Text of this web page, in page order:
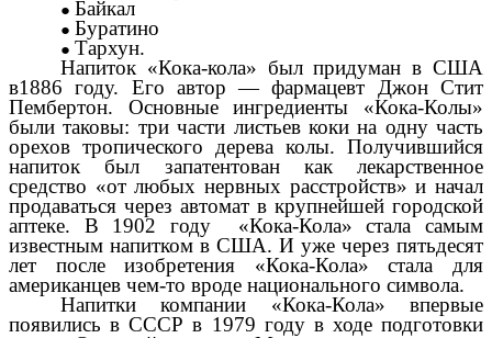
Байкал
Буратино
Тархун.
Напиток «Кока-кола» был придуман в США
в1886 году. Его автор — фармацевт Джон Стит
Пембертон. Основные ингредиенты «Кока-Колы»
были таковы: три части листьев коки на одну часть
орехов тропического дерева колы. Получившийся
напиток был запатентован как лекарственное
средство «от любых нервных расстройств» и начал
продаваться через автомат в крупнейшей городской
аптеке.
В 1902 году «Кока-Кола» стала самым
известным напитком в США. И уже через пятьдесят
лет после изобретения «Кока-Кола» стала для
американцев чем-то вроде национального символа.
Напитки компании «Кока-Кола» впервые
появились в СССР в 1979 году в ходе подготовки